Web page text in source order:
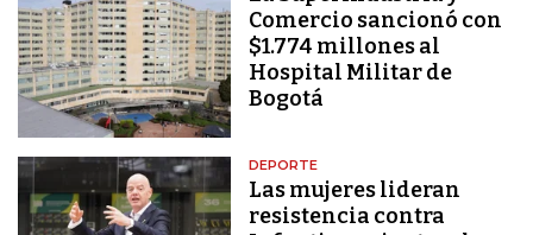
Comercio sancionó con
$1.774 millones al
Hospital Militar de
Bogotá
DEPORTE
Las mujeres lideran
resistencia contra